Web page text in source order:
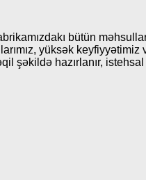
bütün
yüksək keyfiyyətimiz
şəkildə hazırlanır, istehsal